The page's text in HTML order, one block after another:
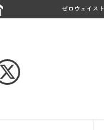
ゼロウェイスト